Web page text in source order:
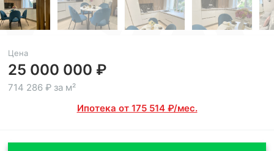
Цена
25 000 000 ₽
714 286 ₽ за м²
Ипотека от 175 514 ₽/мес.